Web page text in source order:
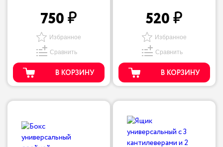
750
Избранное
Сравнить
В КОРЗИНУ
520
Избранное
Сравнить
В КОРЗИНУ